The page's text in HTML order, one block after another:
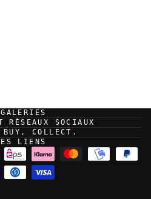
RÉSEAUX SOCIAUX
BUY, COLLECT.
LIENS